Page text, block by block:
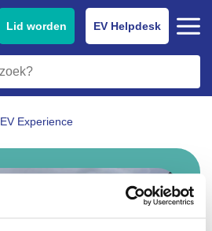
Lid worden EV Helpdesk
EV Experience